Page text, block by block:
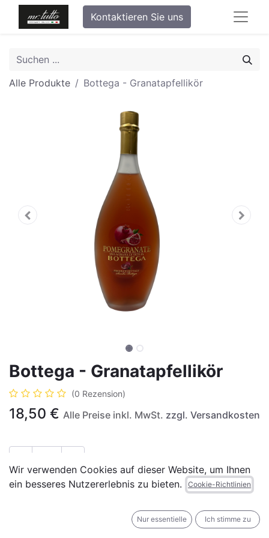
Kontaktieren Sie uns
Alle Produkte Bottega - Granatapfellikör
Bottega - Granatapfellikör
(0 Rezension)
18,50 € Alle Preise inkl. MwSt. zzgl. Versandkosten
IN DEN WARENKORB JETZT KAUFEN
Wir verwenden Cookies auf dieser Website, um Ihnen
ein besseres Nutzererlebnis zu bieten.
Cookie-Richtlinien
Nur essentielle Ich stimme zu